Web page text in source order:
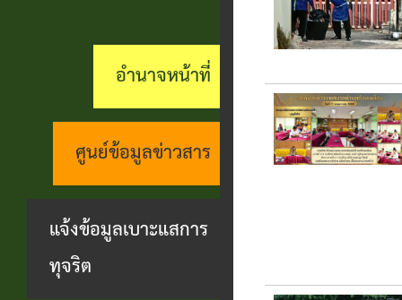
ทุกข์
ตรวจ
สอบ
ช่าง
กอง
สาธารณสุข
ประชาชน
รบ.อำนวย
ความ
สะดวกฯ
บุคคล
ที่น่า
บุคคล
ช่อง
อำนาจหน้าที่
ศูนย์ข้อมูลข่าวสาร
แจ้งข้อมูลเบาะแสการ
ทุจริต